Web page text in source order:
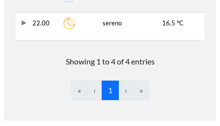
22.00 sereno 16.5 °C
Showing 1 to 4 of 4 entries
« ‹ 1 › »